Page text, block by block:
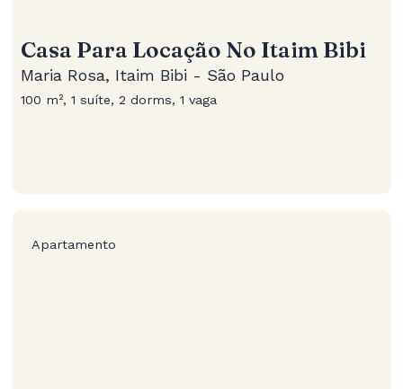
Casa Para Locação No Itaim Bibi
Maria Rosa, Itaim Bibi - São Paulo
100 m², 1 suíte, 2 dorms, 1 vaga
Apartamento